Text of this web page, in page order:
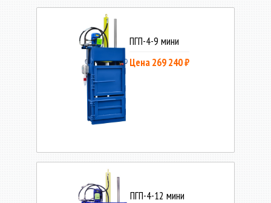
ПГП-4-9 мини
Цена 269 240 ₽
ПГП-4-12 мини